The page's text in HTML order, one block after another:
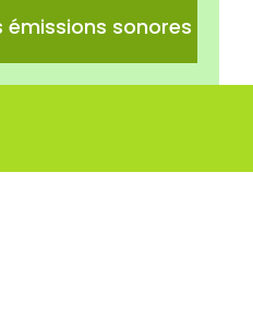
émissions sonores